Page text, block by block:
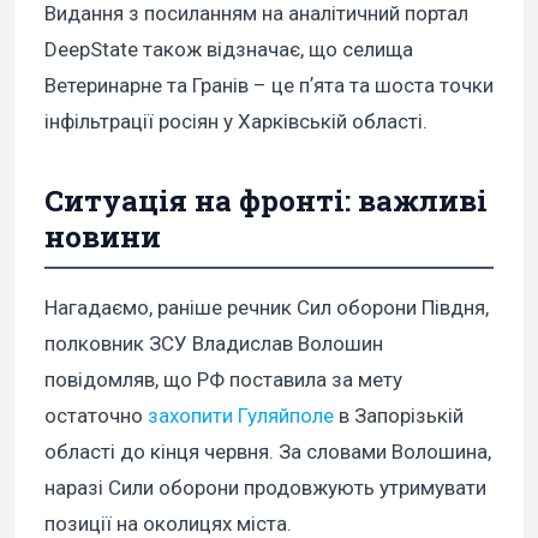
Видання з посиланням на аналітичний портал
DeepState також відзначає, що селища
Ветеринарне та Гранів – це пʼята та шоста точки
інфільтрації росіян у Харківській області.
Ситуація на фронті: важливі
новини
Нагадаємо, раніше речник Сил оборони Півдня,
полковник ЗСУ Владислав Волошин
повідомляв, що РФ поставила за мету
остаточно захопити Гуляйполе в Запорізькій
області до кінця червня. За словами Волошина,
наразі Сили оборони продовжують утримувати
позиції на околицях міста.